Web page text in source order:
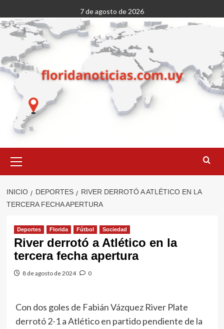
al
contenido
7 de agosto de 2026
primario
INICIO DEPORTES
RIVER DERROTÓ A ATLÉTICO EN LA
TERCERA FECHA APERTURA
Deportes Florida Fútbol Sociedad
River derrotó a Atlético en la
tercera fecha apertura
8 de agosto de 2024 0
Con dos goles de Fabián Vázquez River Plate
derrotó 2-1 a Atlético en partido pendiente de la